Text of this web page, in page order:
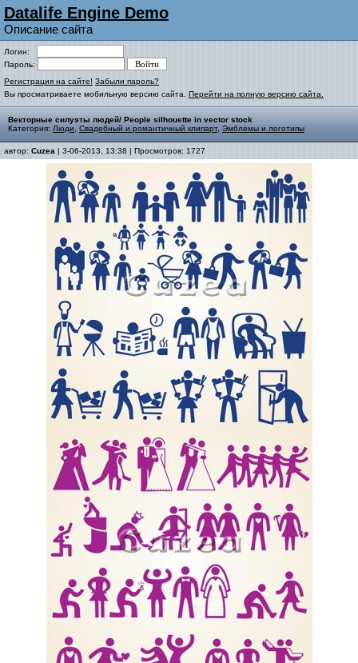
Datalife Engine Demo
Описание сайта
Логин:
Пароль:
Регистрация на сайте! Забыли пароль?
Вы просматриваете мобильную версию сайта. Перейти на полную версию сайта.
Векторные силуэты людей/ People silhouette in vector stock
Категория: Люди Свадебный и романтичный клипарт, Эмблемы и логотипы
автор: Cuzea | 3-06-2013, 13:38 | Просмотров: 1727